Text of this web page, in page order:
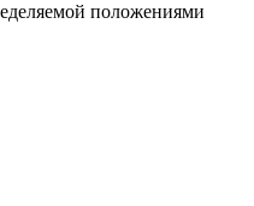
положениями